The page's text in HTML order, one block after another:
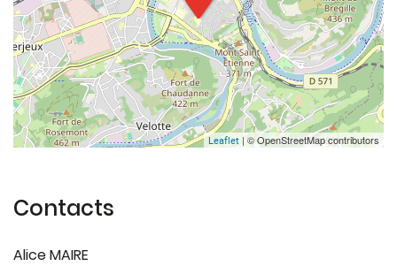
Leaflet | © OpenStreetMap contributors
Contacts
Alice MAIRE